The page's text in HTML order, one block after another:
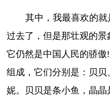
其中，我最喜欢的
过去了，但是那壮观的景
它仍然是中国人民的骄
组成，它们分别是：贝
妮。贝贝是条小鱼，晶